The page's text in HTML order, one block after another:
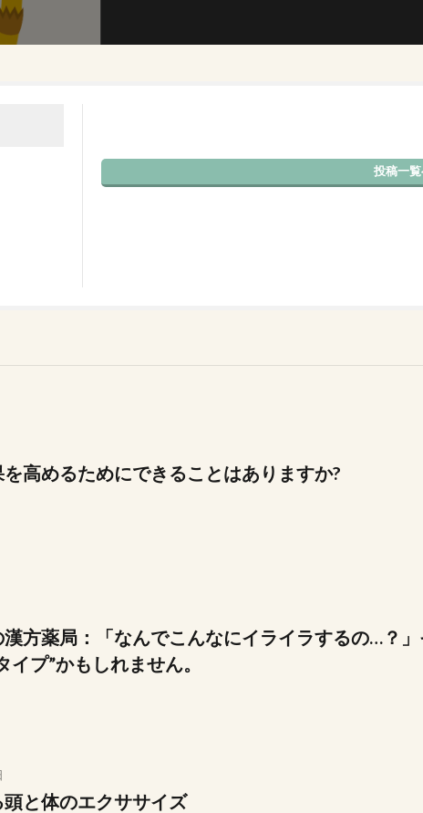
投稿一
高めるためにできることはありますか?
方薬局：「なんでこんなにイライラするの…？
イプ”かもしれません。
と体のエクササイズ